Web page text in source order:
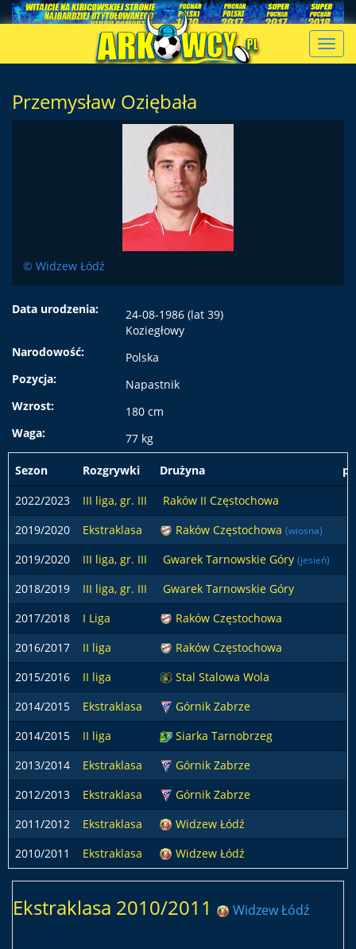
Przemysław Oziębała
© Widzew Łódź
Data urodzenia:
24-08-1986 (lat 39)
Koziegłowy
Narodowość:
Polska
Pozycja:
Napastnik
Wzrost:
180 cm
Waga:
77 kg
Sezon Rozgrywki Drużyna
2022/2023
III liga, gr. III Raków II Częstochowa
2019/2020
Ekstraklasa Raków Częstochowa (wiosna)
2019/2020
III liga, gr. III Gwarek Tarnowskie Góry (jesień)
2018/2019
III liga, gr. III Gwarek Tarnowskie Góry
2017/2018
I Liga Raków Częstochowa
2016/2017
II liga Raków Częstochowa
2015/2016
II liga Stal Stalowa Wola
2014/2015
Ekstraklasa
Górnik Zabrze
2014/2015
II liga Siarka Tarnobrzeg
2013/2014
Ekstraklasa Górnik Zabrze
2012/2013
Ekstraklasa Górnik Zabrze
2011/2012
Ekstraklasa Widzew Łódź
2010/2011
Ekstraklasa Widzew Łódź
Ekstraklasa 2010/2011 Widzew Łódź